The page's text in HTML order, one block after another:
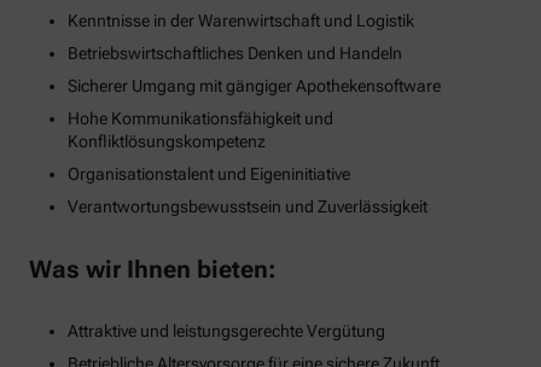
Kenntnisse in der Warenwirtschaft und Logistik
Betriebswirtschaftliches Denken und Handeln
Sicherer Umgang mit gängiger Apothekensoftware
Hohe Kommunikationsfähigkeit und
Konfliktlösungskompetenz
Organisationstalent und Eigeninitiative
Verantwortungsbewusstsein und Zuverlässigkeit
Was wir Ihnen bieten:
Attraktive und leistungsgerechte Vergütung
Betriebliche Altersvorsorge für eine sichere Zukunft